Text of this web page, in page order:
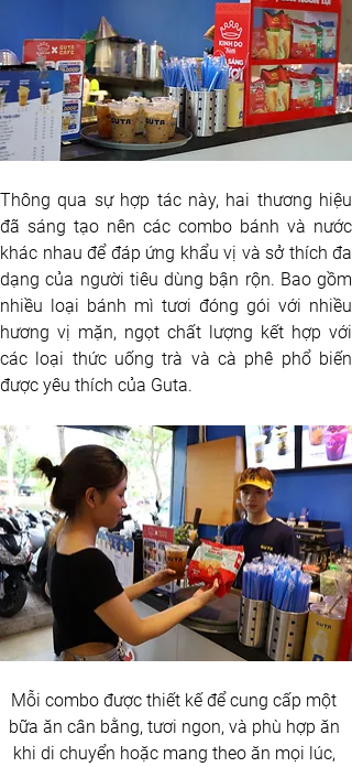
Thông qua sự hợp tác này, hai thương hiệu
đã sáng tạo nên các combo bánh và nước
khác nhau để đáp ứng khẩu vị và sở thích đa
dạng của người tiêu dùng bận rộn. Bao gồm
nhiều loại bánh mì tươi đóng gói với nhiều
hương vị mặn, ngọt chất lượng kết hợp với
các loại thức uống trà và cà phê phổ biến
được yêu thích của Guta.
Mỗi combo được thiết kế để cung cấp một
bữa ăn cân bằng, tươi ngon, và phù hợp ăn
khi di chuyển hoặc mang theo ăn mọi lúc,